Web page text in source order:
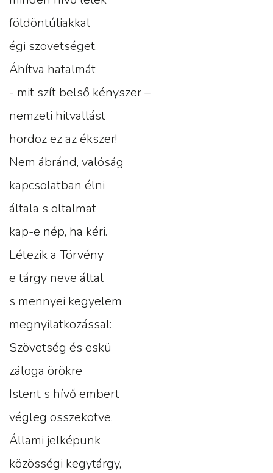
földöntúliakkal
égi szövetséget.
Áhítva hatalmát
- mit szít belső kényszer –
nemzeti hitvallást
hordoz ez az ékszer!
Nem ábránd, valóság
kapcsolatban élni
általa s oltalmat
kap-e nép, ha kéri.
Létezik a Törvény
e tárgy neve által
s mennyei kegyelem
megnyilatkozással:
Szövetség és eskü
záloga örökre
Istent s hívő embert
végleg összekötve.
Állami jelképünk
közösségi kegytárgy,